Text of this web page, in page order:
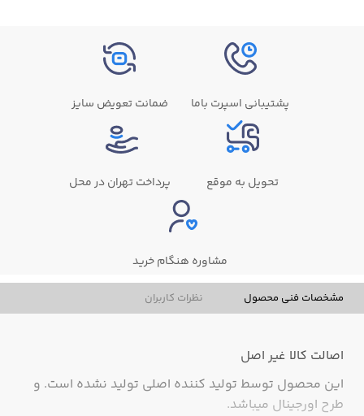
پشتیبانی اسپرت باما ضمانت تعویض سایز
تحویل به موقع پرداخت تهران در محل
مشاوره هنگام خرید
مشخصات فنی محصول نظرات کاربران
اصالت کالا غیر اصل
این محصول توسط تولید کننده اصلی تولید نشده است. و
طرح اورجینال میباشد.